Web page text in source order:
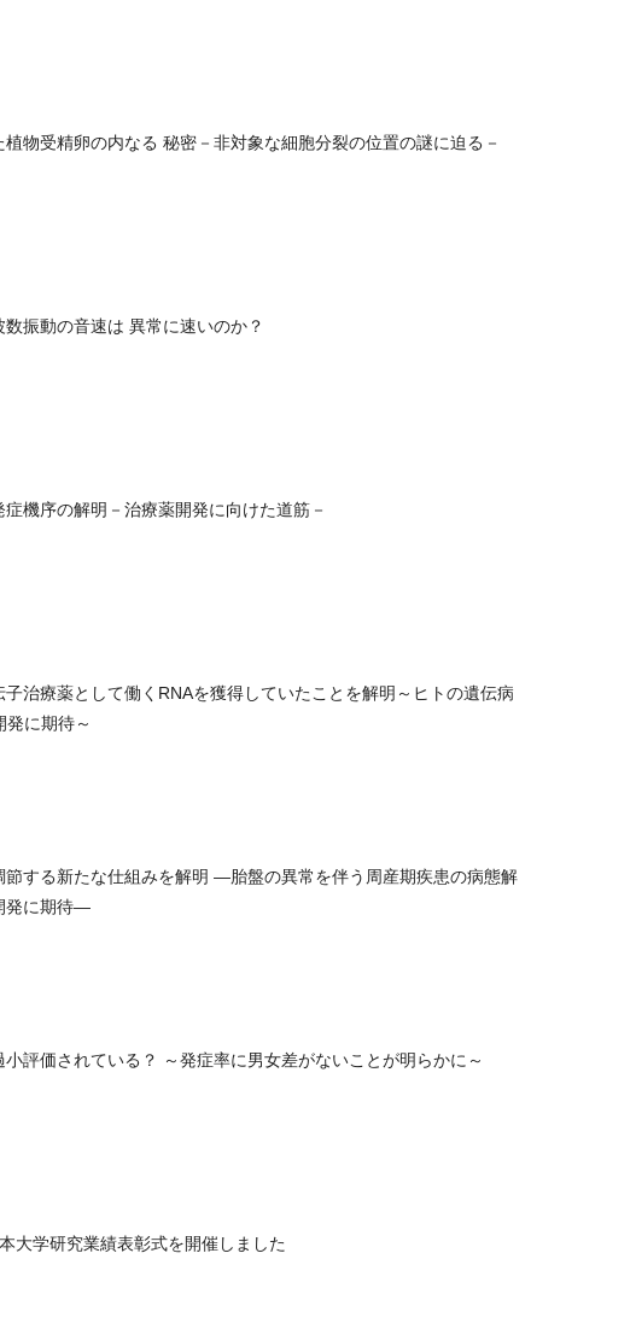
物受精卵の内なる 秘密－非対象な細胞分裂の位置の謎に迫る－
振動の音速は 異常に速いのか？
機序の解明－治療薬開発に向けた道筋－
治療薬として働くRNAを獲得していたことを解明～ヒトの遺伝病
発に期待～
節する新たな仕組みを解明 ―胎盤の異常を伴う周産期疾患の病態解
発に期待―
評価されている？ ～発症率に男女差がないことが明らかに～
大学研究業績表彰式を開催しました